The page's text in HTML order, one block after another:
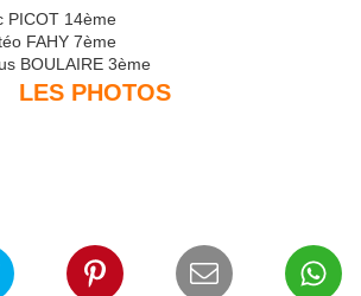
PICOT 14ème
FAHY 7ème
BOULAIRE 3ème
LES PHOTOS